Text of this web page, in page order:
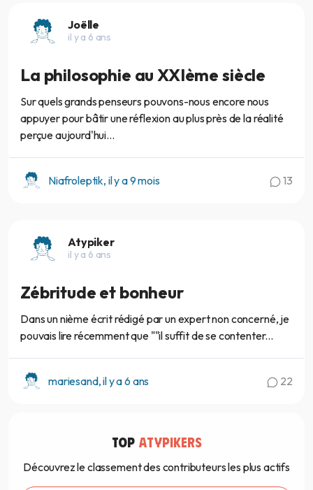
Joëlle
il y a 6 ans
La philosophie au XXIème siècle
Sur quels grands penseurs pouvons-nous encore nous
appuyer pour bâtir une réflexion au plus près de la réalité
perçue aujourd'hui...
Niafroleptik, il y a 9 mois 13
Atypiker
il y a 6 ans
Zébritude et bonheur
Dans un nième écrit rédigé par un expert non concerné, je
pouvais lire récemment que ""il suffit de se contenter...
mariesand, il y a 6 ans 22
TOP ATYPIKERS
Découvrez le classement des contributeurs les plus actifs